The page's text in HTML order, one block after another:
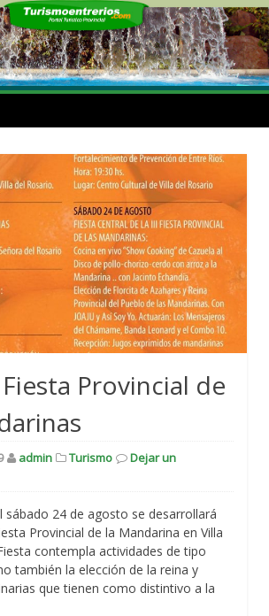
Provincial de
admin Turismo
Dejar un
sábado 24 de agosto se desarrollará
Provincial de la Mandarina en Villa
contempla actividades de tipo
también la elección de la reina y
que tienen como distintivo a la